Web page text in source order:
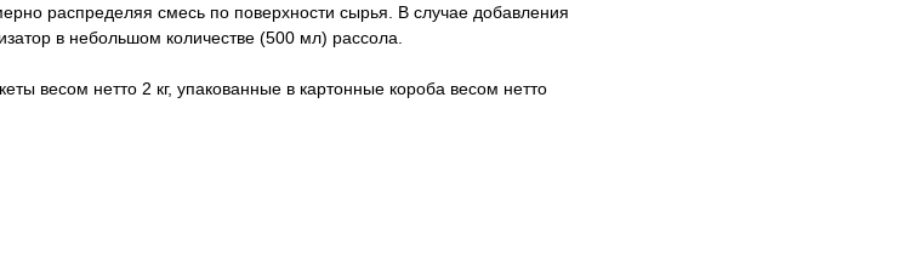
распределяя смесь по поверхности сырья. В случае добавления
в небольшом количестве (500 мл) рассола.
весом нетто 2 кг, упакованные в картонные короба весом нетто